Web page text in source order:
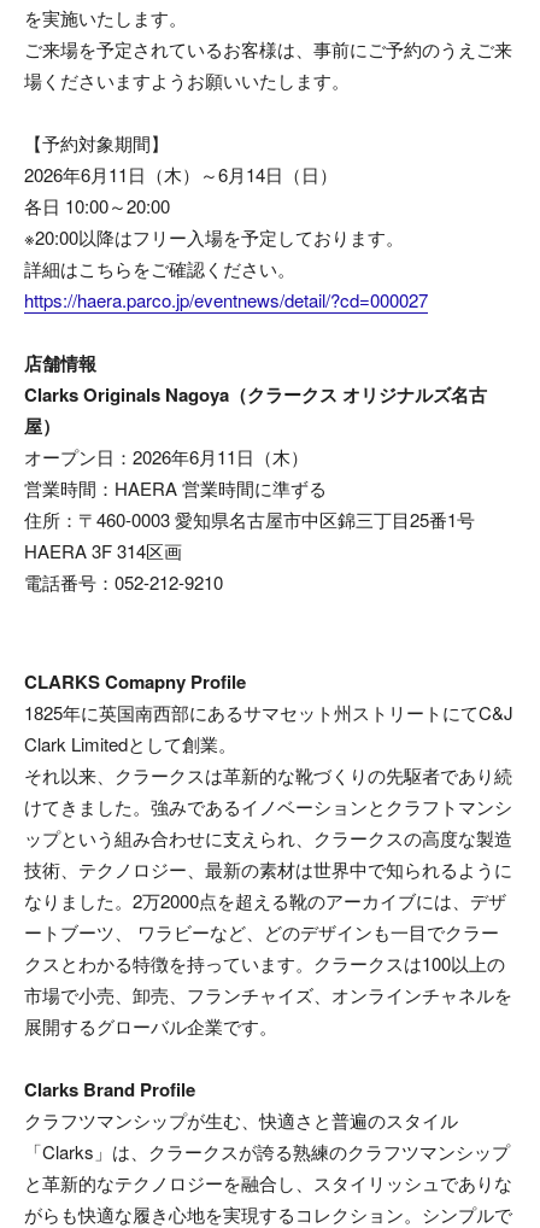
を実施いたします。
ご来場を予定されているお客様は、事前にご予約のうえご来
場くださいますようお願いいたします。
【予約対象期間】
2026年6月11日（木）～6月14日（日）
各日 10:00～20:00
※20:00以降はフリー入場を予定しております。
詳細はこちらをご確認ください。
https://haera.parco.jp/eventnews/detail/?cd=000027
店舗情報
Clarks Originals Nagoya（クラークス オリジナルズ名古
屋）
オープン日：2026年6月11日（木）
営業時間：HAERA 営業時間に準ずる
住所：〒460-0003 愛知県名古屋市中区錦三丁目25番1号
HAERA 3F 314区画
電話番号：052-212-9210
CLARKS Comapny Profile
1825年に英国南西部にあるサマセット州ストリートにてC&J
Clark Limitedとして創業。
それ以来、クラークスは革新的な靴づくりの先駆者であり続
けてきました。強みであるイノベーションとクラフトマンシ
ップという組み合わせに支えられ、クラークスの高度な製造
技術、テクノロジー、最新の素材は世界中で知られるように
なりました。2万2000点を超える靴のアーカイブには、デザ
ートブーツ、 ワラビーなど、どのデザインも一目でクラー
クスとわかる特徴を持っています。クラークスは100以上の
市場で小売、卸売、フランチャイズ、オンラインチャネルを
展開するグローバル企業です。
Clarks Brand Profile
クラフツマンシップが生む、快適さと普遍のスタイル
「Clarks」は、クラークスが誇る熟練のクラフツマンシップ
と革新的なテクノロジーを融合し、スタイリッシュでありな
がらも快適な履き心地を実現するコレクション。シンプルで